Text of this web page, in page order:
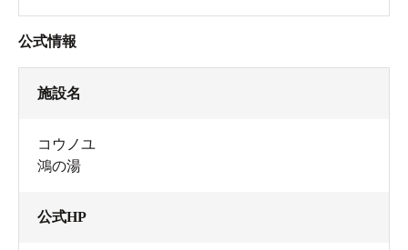
公式情報
施設名
コウノユ
鴻の湯
公式HP